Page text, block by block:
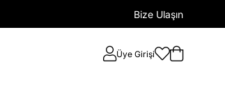
Bize Ulaşın
Üye Girişi